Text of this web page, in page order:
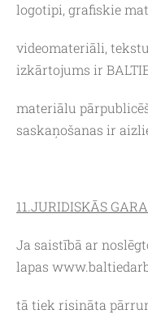
logotipi, grafiskie
videomateriāli,
izkārtojums ir
materiālu
saskaņošanas ir
11.JURIDISKĀS
Ja saistībā ar
lapas
tā tiek risināta